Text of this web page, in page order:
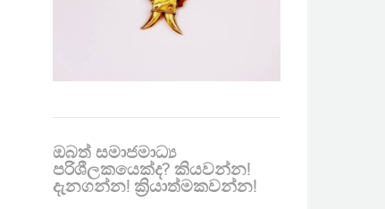
ඔබත් සමාජමාධ්‍ය
පරිශීලකයෙක්ද? කියවන්න!
දැනගන්න! ක්‍රියාත්මකවන්න!